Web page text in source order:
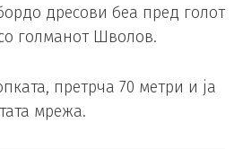
дресови беа пред голот
голманот Шволов.
претрча 70 метри и ја
мрежа.